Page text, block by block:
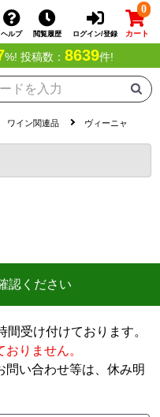
ヘルプ 閲覧履歴 ログイン/登録
0
カート
%! 投稿数： 8639件!
ワイン関連品 ヴィーニャ
認ください
受け付けております。
りません。
い合わせ等は、休み明